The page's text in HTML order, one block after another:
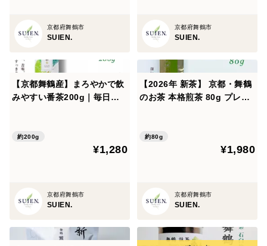
京都府舞鶴市
SUIEN.
京都府舞鶴市
SUIEN.
【京都舞鶴産】まろやかで飲
みやすい番茶200g｜毎日の
約200g
¥1,280
京都府舞鶴市
SUIEN.
【2026年 新茶】 京都・舞鶴
のお茶 本格煎茶 80g プレゼ
約80g
¥1,980
京都府舞鶴市
SUIEN.